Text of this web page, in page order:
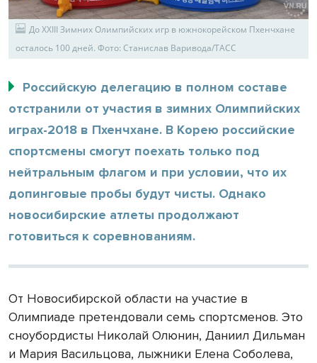
До XXIII Зимних Олимпийских игр в южнокорейском Пхенчхане
осталось 100 дней. Фото: Станислав Варивода/ТАСС
Российскую делегацию в полном составе
отстранили от участия в зимних Олимпийских
играх-2018 в Пхенчхане. В Корею российские
спортсмены смогут поехать только под
нейтральным флагом и при условии, что их
допинговые пробы будут чисты. Однако
новосибирские атлеты продолжают
готовиться к соревнованиям.
От Новосибирской области на участие в
Олимпиаде претендовали семь спортсменов. Это
сноубордисты Николай Олюнин, Даниил Дильман
и Мария Васильцова, лыжники Елена Соболева,